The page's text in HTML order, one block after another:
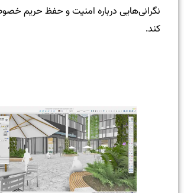
نگرانی‌هایی درباره امنیت و حفظ حریم
کند.